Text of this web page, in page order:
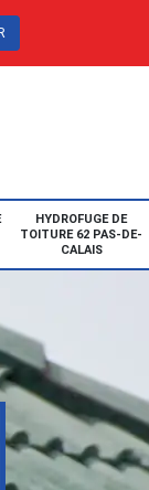
HYDROFUGE DE
TOITURE 62 PAS-DE-
CALAIS